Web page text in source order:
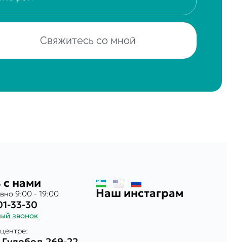
Свяжитесь со мной
с нами
9:00 - 19:00
33-30
звонок
Наш инстаграм